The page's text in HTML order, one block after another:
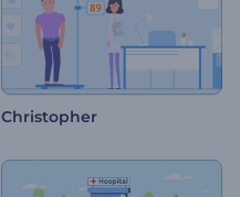
Christopher